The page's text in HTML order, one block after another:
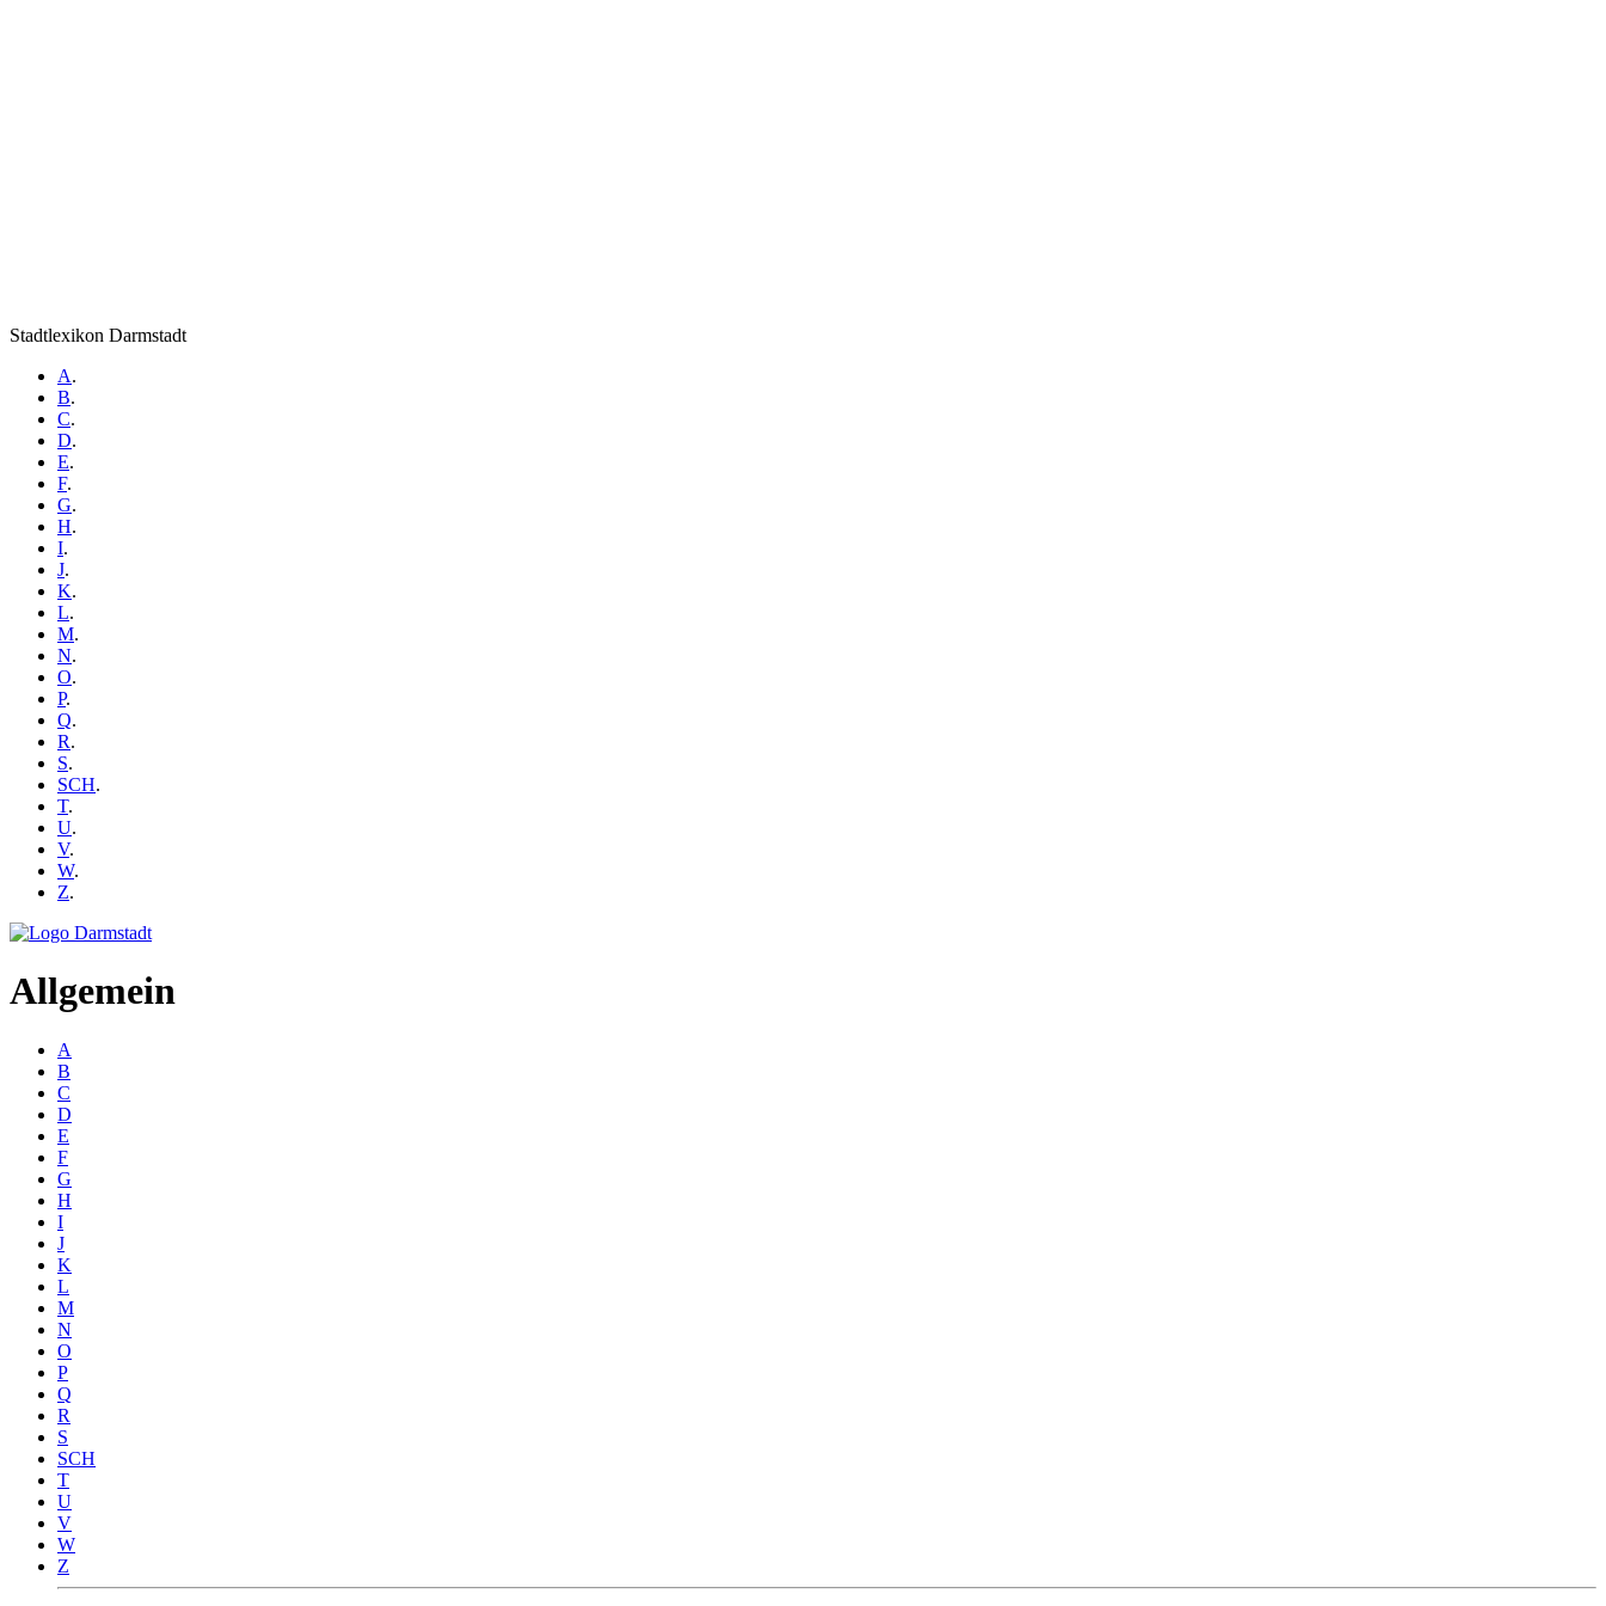
Stadtlexikon Darmstadt
A.
B.
C.
D.
E.
F.
G.
H.
I.
J.
K.
L.
M.
N.
O.
P.
Q.
R.
S.
SCH.
T.
U.
V.
W.
Z.
Allgemein
A
B
C
D
E
F
G
H
I
J
K
L
M
N
O
P
Q
R
S
SCH
T
U
V
W
Z